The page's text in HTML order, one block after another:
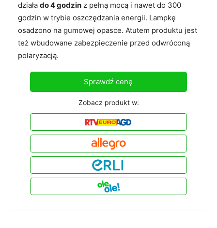
działa do 4 godzin z pełną mocą i nawet do 300
godzin w trybie oszczędzania energii. Lampkę
osadzono na gumowej opasce. Atutem produktu jest
też wbudowane zabezpieczenie przed odwróconą
polaryzacją.
Sprawdź cenę
Zobacz produkt w: